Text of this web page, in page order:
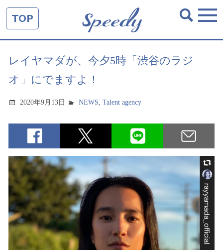
TOP
レイヤマダが、今夕5時「渋谷のラジ
オ」にでますよ！
2020年9月13日 NEWS,Talent agency